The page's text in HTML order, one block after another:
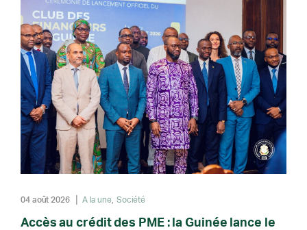
04 août 2026 A la une Société
Accès au crédit des PME : la Guinée lance le